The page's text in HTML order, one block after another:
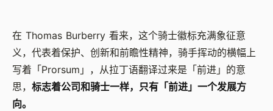
在 Thomas Burberry 看来，这个骑士徽标充满象征意
义，代表着保护、创新和前瞻性精神，骑手挥动的横幅上
写着「Prorsum」，从拉丁语翻译过来是「前进」的意
思， 标志着公司和骑士一样，只有「前进」一个发展方
向。